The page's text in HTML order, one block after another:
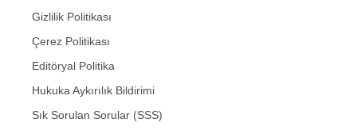
Gizlilik Politikası
Çerez Politikası
Editöryal Politika
Hukuka Aykırılık Bildirimi
Sık Sorulan Sorular (SSS)